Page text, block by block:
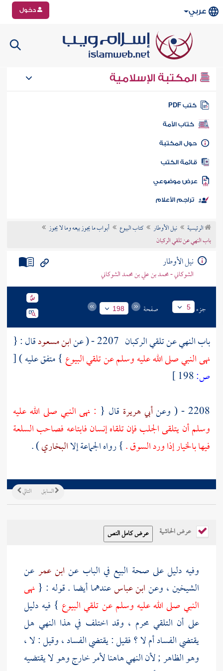
عربي دخول
المكتبة الإسلامية
كتب PDF
كتاب الأمة
المكتبة
الكتب
موضوعي
تراجم الأعلام
الرئيسية نيل الأوطار كتاب البيوع
أبواب ما يجوز بيعه وما لا يجوز
باب النهي عن تلقي الركبان
نيل الأوطار
الشوكاني - محمد بن علي بن محمد الشوكاني
جزء 5 صفحة 198
باب النهي عن تلقي الركبان ابن مسعودقال : {
نهى النبي صلى الله عليه وسلم عن تلقي البيوع } متفق عليه )[
ص:
2208 - ( وعن
أبي هريرة قال { : نهى النبي صلى الله عليه
وسلم أن يتلقى الجلب فإن تلقاه إنسان فابتاعه فصاحب السلعة
فيها بالخيار إذا ورد السوق .} رواه الجماعة إلاالبخاري) .
التالي السابق
عرض الحاشية
وفيه دليل على صحة البيع في الباب عن ابن عمر عن
الشيخين ، وعنابن عباسعندهما أيضا . قوله : { نهى
النبي صلى الله عليه وسلم عن تلقي البيوع } فيه دليل
على أن التلقي محرم ، وقد اختلف في هذا النهي هل
يقتضي الفساد أم لا ؟ فقيل : يقتضي الفساد ، وقيل : لا ،
وهو الظاهر ; لأن النهي هاهنا لأمر خارج وهو لا يقتضيه